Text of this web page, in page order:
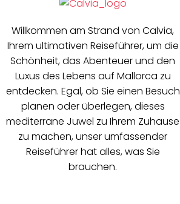
Willkommen am Strand von Calvia,
Ihrem ultimativen Reiseführer, um die
Schönheit, das Abenteuer und den
Luxus des Lebens auf Mallorca zu
entdecken. Egal, ob Sie einen Besuch
planen oder überlegen, dieses
mediterrane Juwel zu Ihrem Zuhause
zu machen, unser umfassender
Reiseführer hat alles, was Sie
brauchen.